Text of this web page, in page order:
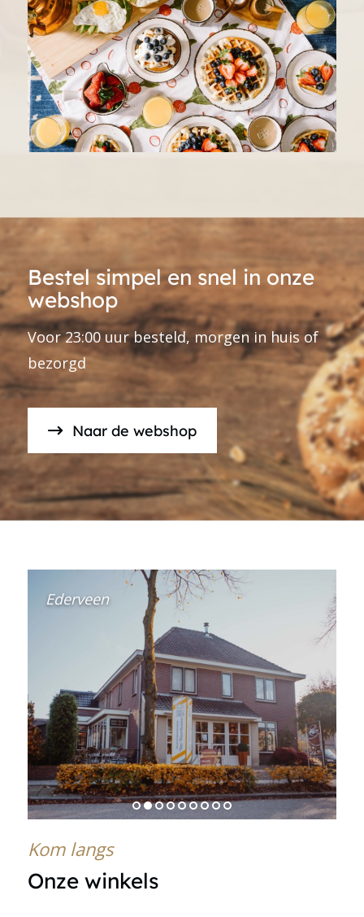
Bestel simpel en snel in onze
webshop
Voor 23:00 uur besteld, morgen in huis of
bezorgd
Naar de webshop
Ederveen
1 2 6789
Kom langs
Onze winkels